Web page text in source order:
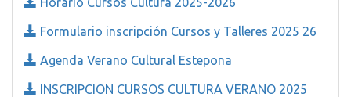
Formulario inscripción Cursos y Talleres 2025 26
Agenda Verano Cultural Estepona
INSCRIPCION CURSOS CULTURA VERANO 2025